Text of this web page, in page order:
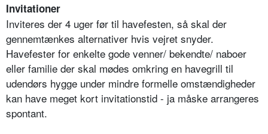
Invitationer
Inviteres der 4 uger før til havefesten, så skal der
gennemtænkes alternativer hvis vejret snyder.
Havefester for enkelte gode venner/ bekendte/ naboer
eller familie der skal mødes omkring en havegrill til
udendørs hygge under mindre formelle omstændigheder
kan have meget kort invitationstid - ja måske arrangeres
spontant.